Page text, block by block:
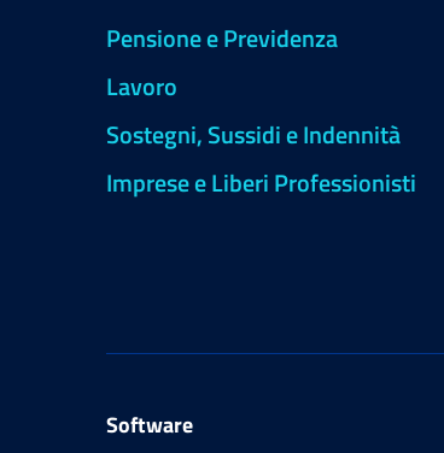
Pensione e Previdenza
Lavoro
Sostegni, Sussidi e Indennità
Imprese e Liberi Professionisti
Software